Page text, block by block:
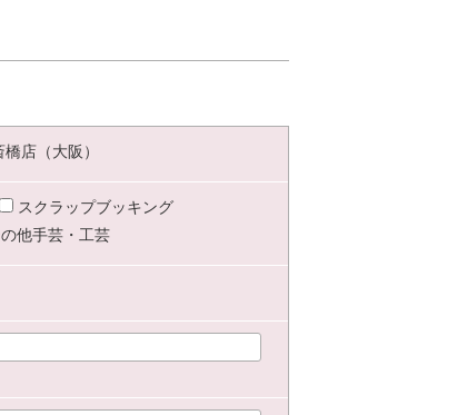
店（大阪）
スクラップブッキング
他手芸・工芸